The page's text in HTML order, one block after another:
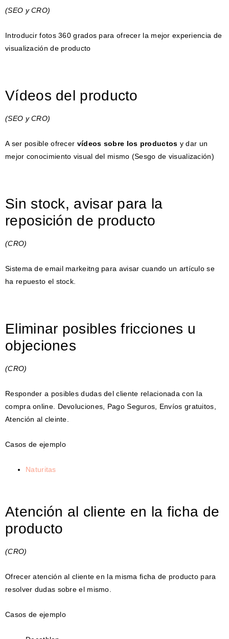
(SEO y CRO)
Introducir fotos 360 grados para ofrecer la mejor experiencia de
visualización de producto
Vídeos del producto
(SEO y CRO)
A ser posible ofrecer vídeos sobre los productos y dar un
mejor conocimiento visual del mismo (Sesgo de visualización)
Sin stock, avisar para la
reposición de producto
(CRO)
Sistema de email markeitng para avisar cuando un artículo se
ha repuesto el stock.
Eliminar posibles fricciones u
objeciones
(CRO)
Responder a posibles dudas del cliente relacionada con la
compra online. Devoluciones, Pago Seguros, Envíos gratuitos,
Atención al cleinte.
Casos de ejemplo
Naturitas
Atención al cliente en la ficha de
producto
(CRO)
Ofrecer atención al cliente en la misma ficha de producto para
resolver dudas sobre el mismo.
Casos de ejemplo